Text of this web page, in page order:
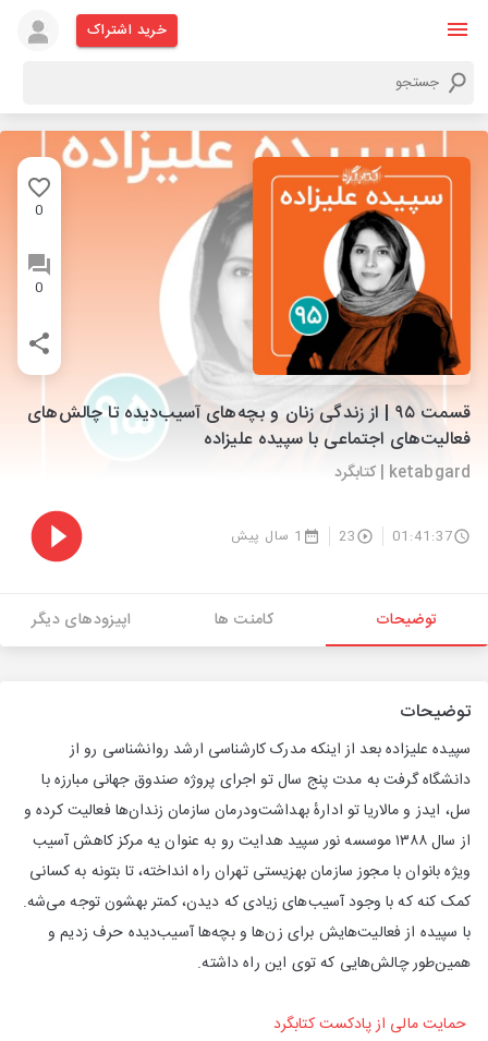
خرید اشتراک
0
0
قسمت ۹۵ | از زندگی زنان و بچه‌‌های آسیب‌دیده تا چالش‌های
فعالیت‌های اجتماعی با سپیده علیزاده
ketabgard | کتابگرد
01:41:37
23 1 سال پیش
توضیحات کامنت ها اپیزودهای دیگر
توضیحات
سپیده علیزاده بعد از اینکه مدرک کارشناسی ارشد روانشناسی رو از
دانشگاه گرفت به مدت پنج سال تو اجرای پروژه صندوق جهانی مبارزه با
سل، ایدز و مالاریا تو ادارهٔ بهداشت‌ودرمان سازمان زندان‌ها فعالیت کرده و
از سال ۱۳۸۸ موسسه نور سپید هدایت رو به عنوان یه مرکز کاهش آسیب
ویژه بانوان با مجوز سازمان بهزیستی تهران راه انداخته، تا بتونه به کسانی
کمک کنه که با وجود آسیب‌های زیادی که دیدن، کمتر بهشون توجه می‌شه.
با سپیده از فعالیت‌هایش برای زن‌ها و بچه‌ها آسیب‌دیده حرف زدیم و
همین‌طور چالش‌هایی که توی این راه داشته.
حمایت مالی از پادکست کتابگرد